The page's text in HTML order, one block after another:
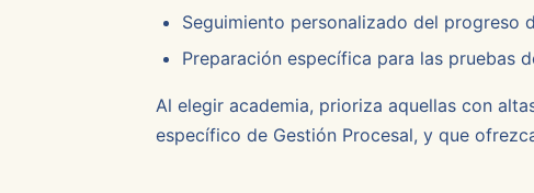
Seguimiento personalizado del progreso
Preparación específica para las pruebas
Al elegir academia, prioriza aquellas con
específico de Gestión Procesal, y que